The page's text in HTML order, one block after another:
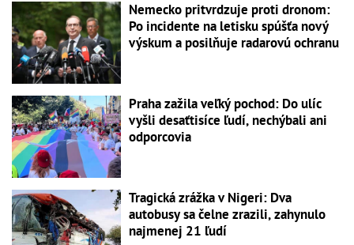
Nemecko pritvrdzuje proti dronom:
Po incidente na letisku spúšťa nový
výskum a posilňuje radarovú ochranu
Praha zažila veľký pochod: Do ulíc
vyšli desaťtisíce ľudí, nechýbali ani
odporcovia
Tragická zrážka v Nigeri: Dva
autobusy sa čelne zrazili, zahynulo
najmenej 21 ľudí